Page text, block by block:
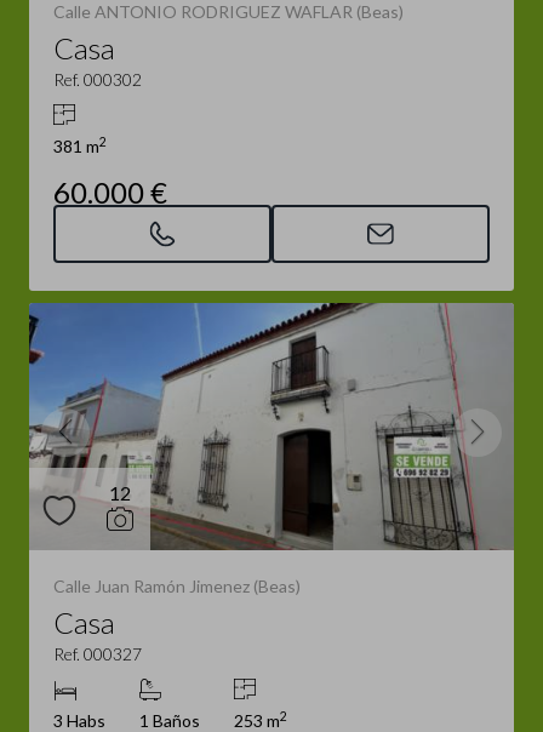
Calle ANTONIO RODRIGUEZ WAFLAR (Beas)
Casa
Ref. 000302
381 m2
60.000 €
12
Calle Juan Ramón Jimenez (Beas)
Casa
Ref. 000327
3 Habs 1 Baños 253 m2